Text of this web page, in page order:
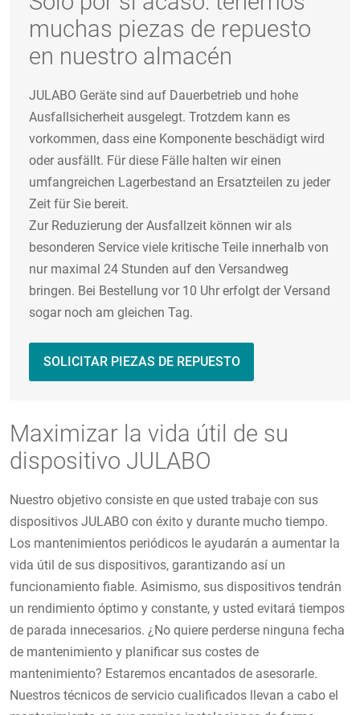
muchas piezas de repuesto
en nuestro almacén
JULABO Geräte sind auf Dauerbetrieb und hohe
Ausfallsicherheit ausgelegt. Trotzdem kann es
vorkommen, dass eine Komponente beschädigt wird
oder ausfällt. Für diese Fälle halten wir einen
umfangreichen Lagerbestand an Ersatzteilen zu jeder
Zeit für Sie bereit.
Zur Reduzierung der Ausfallzeit können wir als
besonderen Service viele kritische Teile innerhalb von
nur maximal 24 Stunden auf den Versandweg
bringen. Bei Bestellung vor 10 Uhr erfolgt der Versand
sogar noch am gleichen Tag.
SOLICITAR PIEZAS DE REPUESTO
Maximizar la vida útil de su
dispositivo JULABO
Nuestro objetivo consiste en que usted trabaje con sus
dispositivos JULABO con éxito y durante mucho tiempo.
Los mantenimientos periódicos le ayudarán a aumentar la
vida útil de sus dispositivos, garantizando así un
funcionamiento fiable. Asimismo, sus dispositivos tendrán
un rendimiento óptimo y constante, y usted evitará tiempos
de parada innecesarios. ¿No quiere perderse ninguna fecha
de mantenimiento y planificar sus costes de
mantenimiento? Estaremos encantados de asesorarle.
Nuestros técnicos de servicio cualificados llevan a cabo el